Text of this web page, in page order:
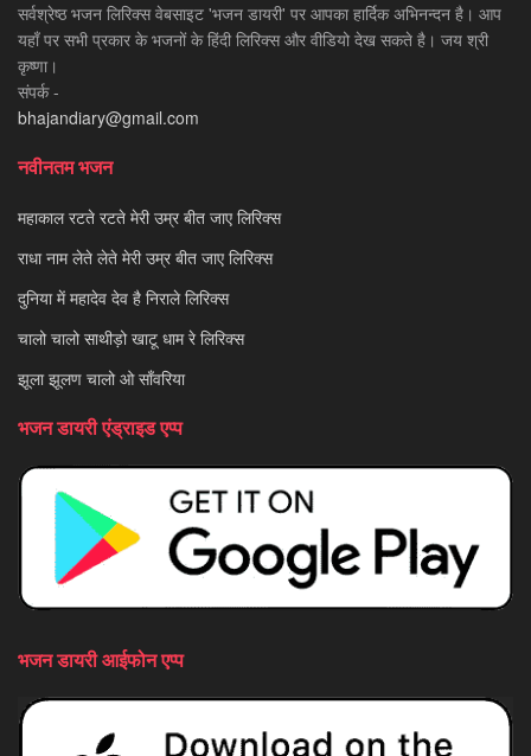
सर्वश्रेष्ठ भजन लिरिक्स वेबसाइट 'भजन डायरी' पर आपका हार्दिक अभिनन्दन है। आप
यहाँ पर सभी प्रकार के भजनों के हिंदी लिरिक्स और वीडियो देख सकते है। जय श्री
कृष्णा।
संपर्क -
bhajandiary@gmail.com
नवीनतम भजन
महाकाल रटते रटते मेरी उम्र बीत जाए लिरिक्स
राधा नाम लेते लेते मेरी उम्र बीत जाए लिरिक्स
दुनिया में महादेव देव है निराले लिरिक्स
चालो चालो साथीड़ो खाटू धाम रे लिरिक्स
झूला झूलण चालो ओ साँवरिया
भजन डायरी एंड्राइड एप्प
भजन डायरी आईफोन एप्प